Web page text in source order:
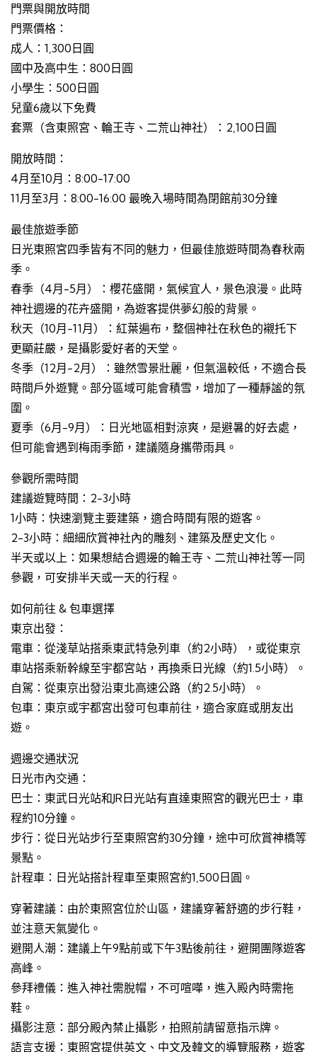
門票與開放時間
門票價格：
成人：1,300日圓
國中及高中生：800日圓
小學生：500日圓
兒童6歲以下免費
套票（含東照宮、輪王寺、二荒山神社）：2,100日圓
開放時間：
4月至10月：8:00-17:00
11月至3月：8:00-16:00 最晚入場時間為閉館前30分鐘
最佳旅遊季節
日光東照宮四季皆有不同的魅力，但最佳旅遊時間為春秋兩
季。
春季（4月-5月）：櫻花盛開，氣候宜人，景色浪漫。此時
神社週邊的花卉盛開，為遊客提供夢幻般的背景。
秋天（10月-11月）：紅葉遍布，整個神社在秋色的襯托下
更顯莊嚴，是攝影愛好者的天堂。
冬季（12月-2月）：雖然雪景壯麗，但氣溫較低，不適合長
時間戶外遊覽。部分區域可能會積雪，增加了一種靜謐的氛
圍。
夏季（6月-9月）：日光地區相對涼爽，是避暑的好去處，
但可能會遇到梅雨季節，建議隨身攜帶雨具。
參觀所需時間
建議遊覽時間：2-3小時
1小時：快速瀏覽主要建築，適合時間有限的遊客。
2-3小時：細細欣賞神社內的雕刻、建築及歷史文化。
半天或以上：如果想結合週邊的輪王寺、二荒山神社等一同
參觀，可安排半天或一天的行程。
如何前往 & 包車選擇
東京出發：
電車：從淺草站搭乘東武特急列車（約2小時），或從東京
車站搭乘新幹線至宇都宮站，再換乘日光線（約1.5小時）。
自駕：從東京出發沿東北高速公路（約2.5小時）。
包車：東京或宇都宮出發可包車前往，適合家庭或朋友出
遊。
週邊交通狀況
日光市內交通：
巴士：東武日光站和JR日光站有直達東照宮的觀光巴士，車
程約10分鐘。
步行：從日光站步行至東照宮約30分鐘，途中可欣賞神橋等
景點。
計程車：日光站搭計程車至東照宮約1,500日圓。
穿著建議：由於東照宮位於山區，建議穿著舒適的步行鞋，
並注意天氣變化。
避開人潮：建議上午9點前或下午3點後前往，避開團隊遊客
高峰。
參拜禮儀：進入神社需脫帽，不可喧嘩，進入殿內時需拖
鞋。
攝影注意：部分殿內禁止攝影，拍照前請留意指示牌。
語言支援：東照宮提供英文、中文及韓文的導覽服務，遊客